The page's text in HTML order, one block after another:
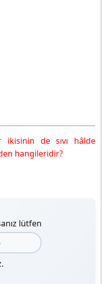
de sıvı hâlde
hangileridir?
lütfen